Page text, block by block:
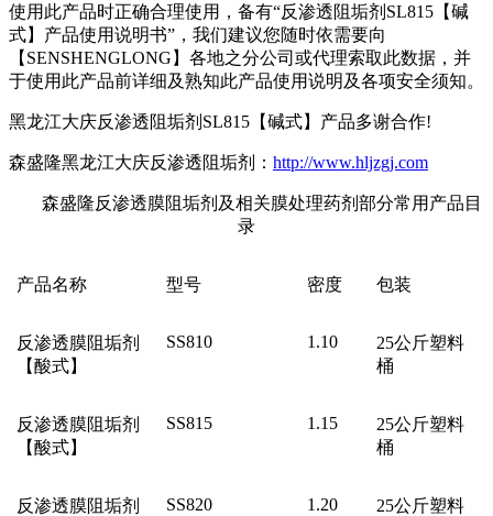
使用此产品时正确合理使用，备有“反渗透阻垢剂SL815【碱
式】产品使用说明书”，我们建议您随时依需要向
【SENSHENGLONG】各地之分公司或代理索取此数据，并
于使用此产品前详细及熟知此产品使用说明及各项安全须知。
黑龙江大庆反渗透阻垢剂SL815【碱式】产品多谢合作!
森盛隆黑龙江大庆反渗透阻垢剂： http://www.hljzgj.com
森盛隆反渗透膜阻垢剂及相关膜处理药剂部分常用产品目
录
产品名称 型号 密度 包装
反渗透膜阻垢剂
【酸式】
SS810 1.10 25公斤塑料
桶
反渗透膜阻垢剂
【酸式】
SS815 1.15 25公斤塑料
桶
反渗透膜阻垢剂
SS820 1.20 25公斤塑料